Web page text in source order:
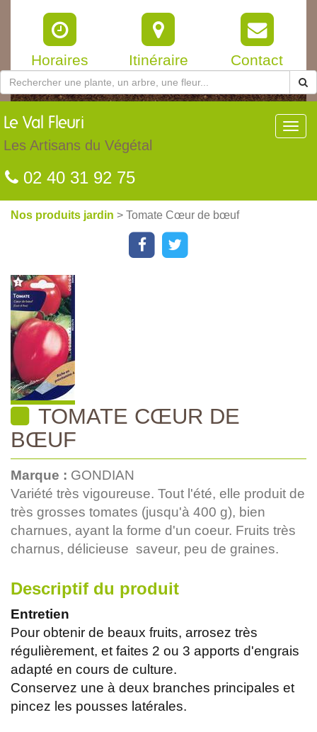
Horaires Itinéraire Contact
Le Val Fleuri
Les Artisans du Végétal
02 40 31 92 75
Nos produits jardin > Tomate Cœur de bœuf
TOMATE CŒUR DE
BŒUF
Marque : GONDIAN
Variété très vigoureuse. Tout l'été, elle produit de
très grosses tomates (jusqu'à 400 g), bien
charnues, ayant la forme d'un coeur. Fruits très
charnus, délicieuse saveur, peu de graines.
Descriptif du produit
Entretien
Pour obtenir de beaux fruits, arrosez très
régulièrement, et faites 2 ou 3 apports d'engrais
adapté en cours de culture.
Conservez une à deux branches principales et
pincez les pousses latérales.